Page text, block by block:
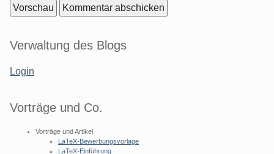
Seitenleiste
Verwaltung des Blogs
Login
Vorträge und Co.
Vorträge und Artikel
LaTeX-Bewerbungsvorlage
LaTeX-Einführung